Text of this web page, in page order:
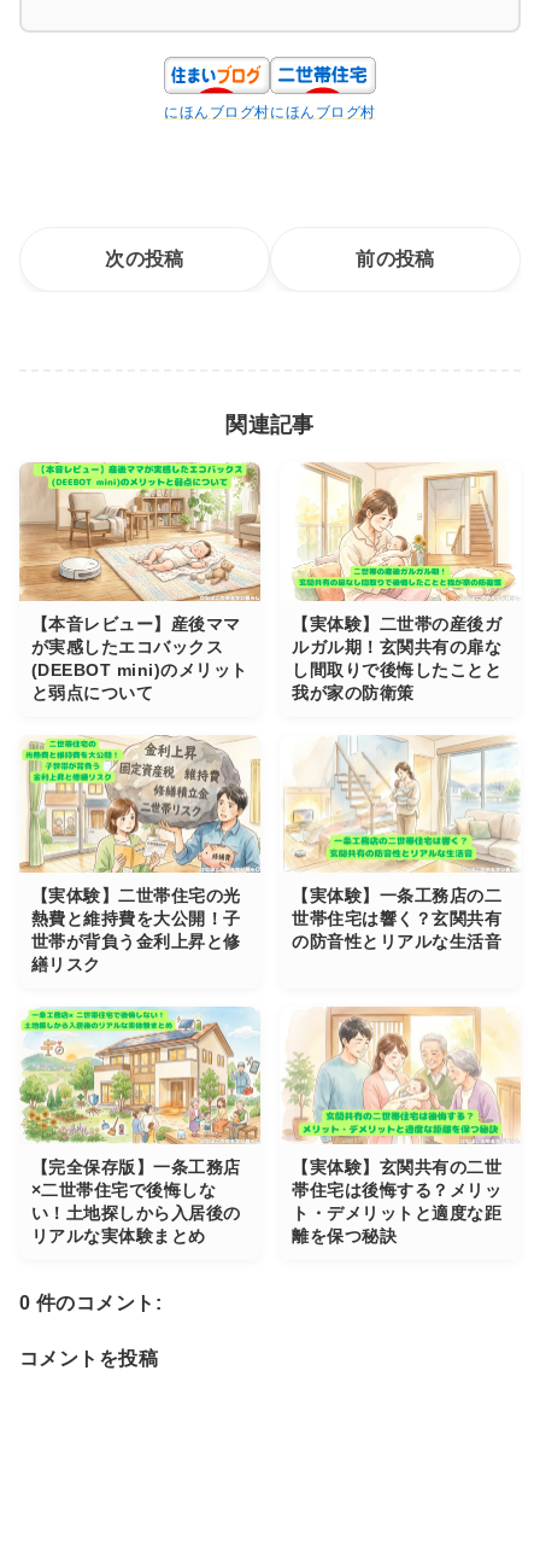
にほんブログ村にほんブログ村
次の投稿 前の投稿
関連記事
【本音レビュー】産後ママ
が実感したエコバックス
(DEEBOT mini)のメリット
と弱点について
【実体験】二世帯の産後ガ
ルガル期！玄関共有の扉な
し間取りで後悔したことと
我が家の防衛策
【実体験】二世帯住宅の光
熱費と維持費を大公開！子
世帯が背負う金利上昇と修
繕リスク
【実体験】一条工務店の二
世帯住宅は響く？玄関共有
の防音性とリアルな生活音
【完全保存版】一条工務店
×二世帯住宅で後悔しな
い！土地探しから入居後の
リアルな実体験まとめ
【実体験】玄関共有の二世
帯住宅は後悔する？メリッ
ト・デメリットと適度な距
離を保つ秘訣
0 件のコメント:
コメントを投稿